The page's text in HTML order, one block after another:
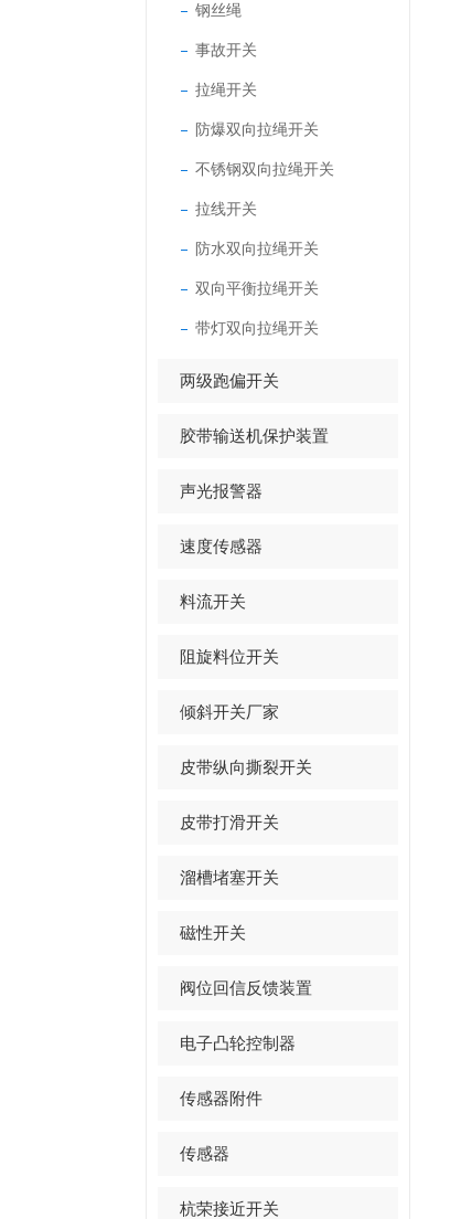
钢丝绳
事故开关
拉绳开关
防爆双向拉绳开关
不锈钢双向拉绳开关
拉线开关
防水双向拉绳开关
双向平衡拉绳开关
带灯双向拉绳开关
两级跑偏开关
胶带输送机保护装置
声光报警器
速度传感器
料流开关
阻旋料位开关
倾斜开关厂家
皮带纵向撕裂开关
皮带打滑开关
溜槽堵塞开关
磁性开关
阀位回信反馈装置
电子凸轮控制器
传感器附件
传感器
杭荣接近开关